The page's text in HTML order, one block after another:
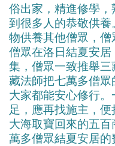
俗出家，精進修學
到很多人的恭敬供
物供養其他僧眾，僧
僧眾在洛日結夏安
集，僧眾一致推舉
藏法師把七萬多僧眾
大家都能安心修行
足，應再找施主，
大海取寶回來的五
萬多僧眾結夏安居